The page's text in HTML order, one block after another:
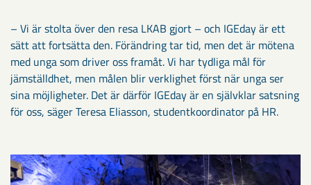
– Vi är stolta över den resa LKAB gjort – och IGEday är ett
sätt att fortsätta den. Förändring tar tid, men det är mötena
med unga som driver oss framåt. Vi har tydliga mål för
jämställdhet, men målen blir verklighet först när unga ser
sina möjligheter. Det är därför IGEday är en självklar satsning
för oss, säger Teresa Eliasson, studentkoordinator på HR.